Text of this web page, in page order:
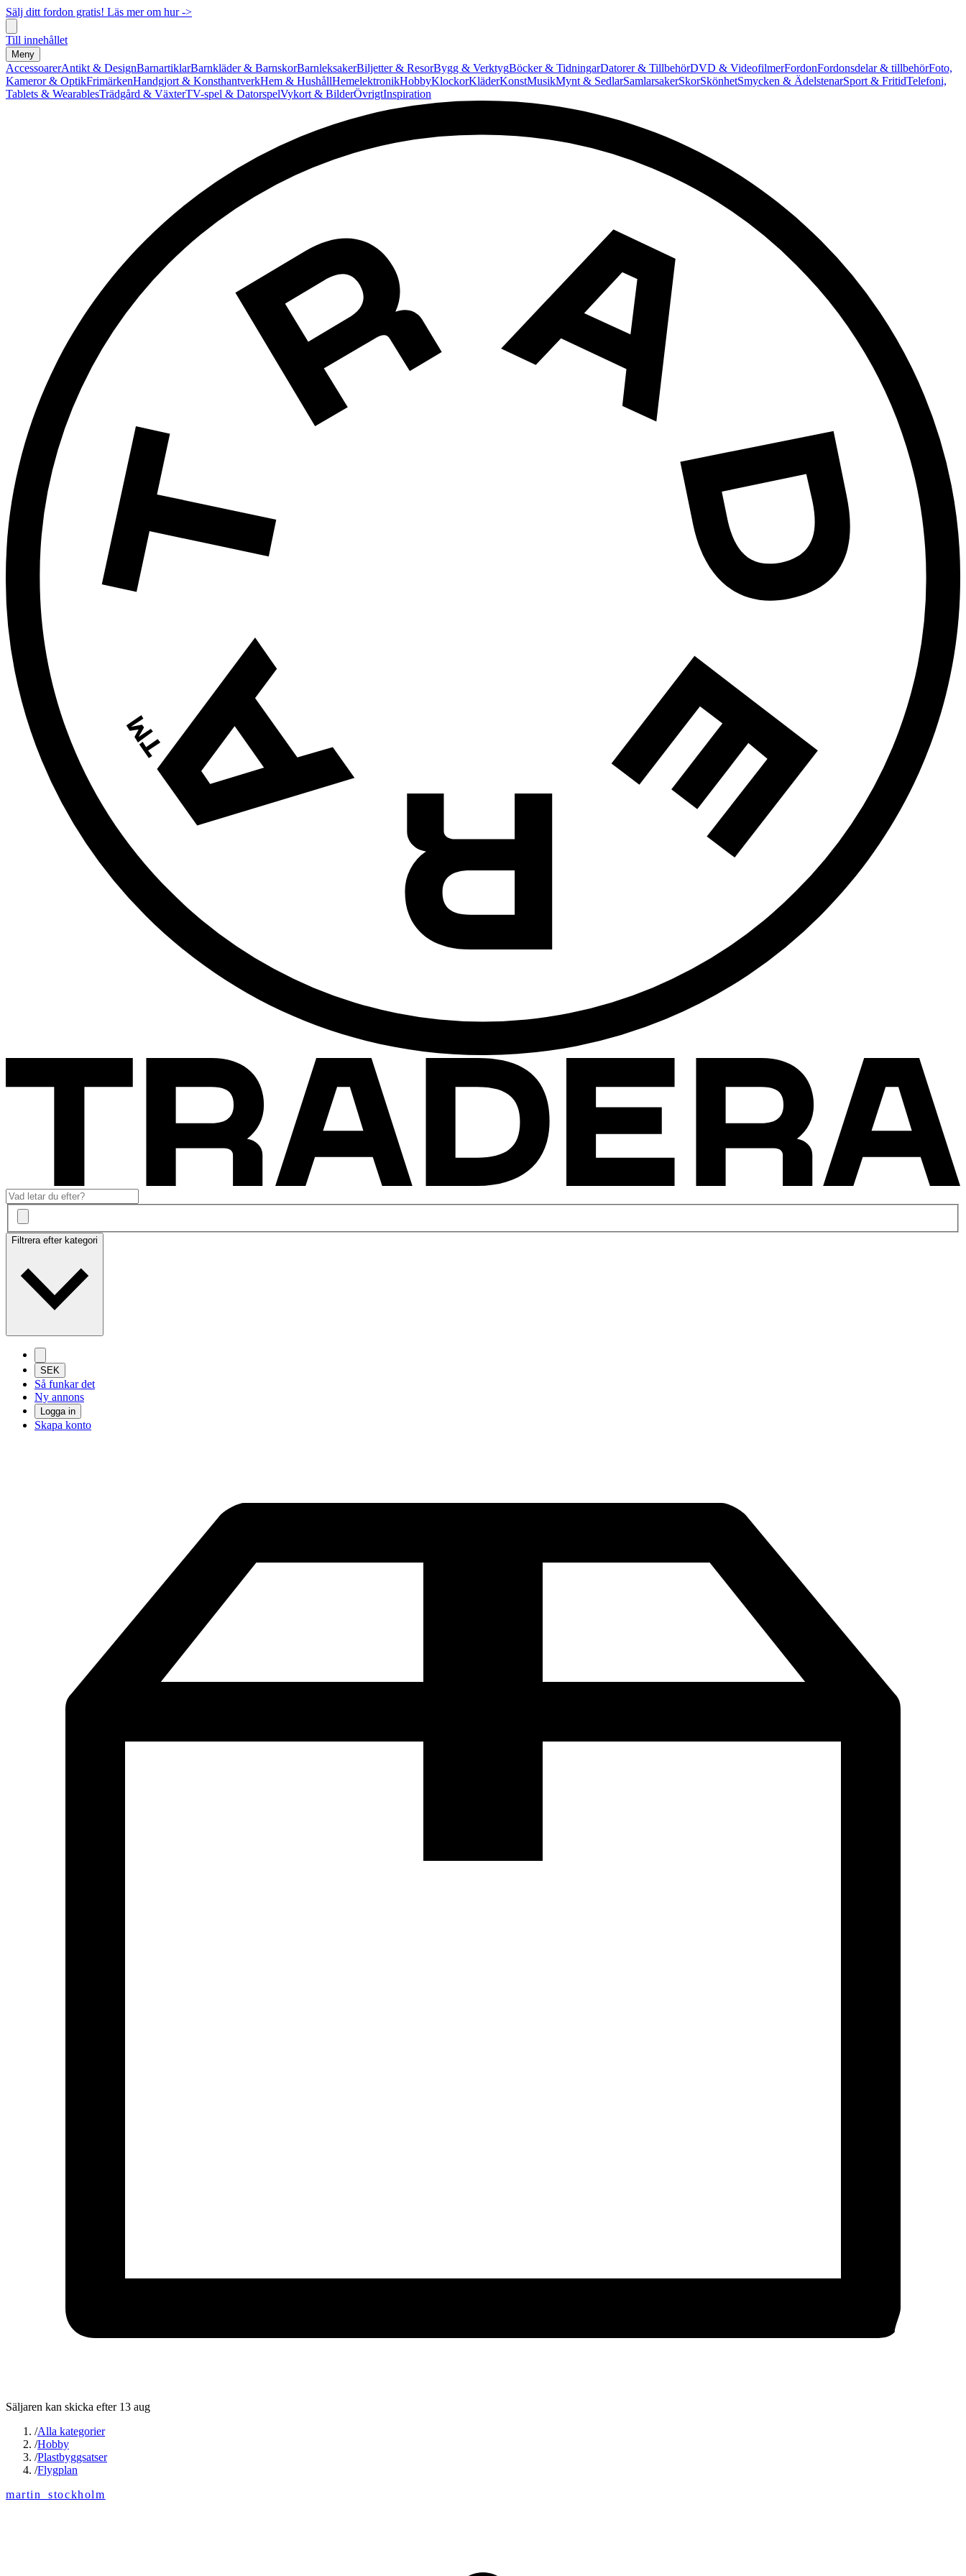
Sälj ditt fordon gratis! Läs mer om hur ->
Till innehållet
Meny
AccessoarerAntikt & DesignBarnartiklarBarnkläder & BarnskorBarnleksakerBiljetter & ResorBygg & VerktygBöcker & TidningarDatorer & TillbehörDVD & VideofilmerFordonFordonsdelar & tillbehörFoto,
Kameror & OptikFrimärkenHandgjort & KonsthantverkHem & HushållHemelektronikHobbyKlockorKläderKonstMusikMynt & SedlarSamlarsakerSkorSkönhetSmycken & ÄdelstenarSport & FritidTelefoni,
Tablets & WearablesTrädgård & VäxterTV-spel & DatorspelVykort & BilderÖvrigtInspiration
Filtrera efter kategori
SEK
Så funkar det
Ny annons
Logga in
Skapa konto
Säljaren kan skicka efter 13 aug
/Alla kategorier
/Hobby
/Plastbyggsatser
/Flygplan
martin_stockholm